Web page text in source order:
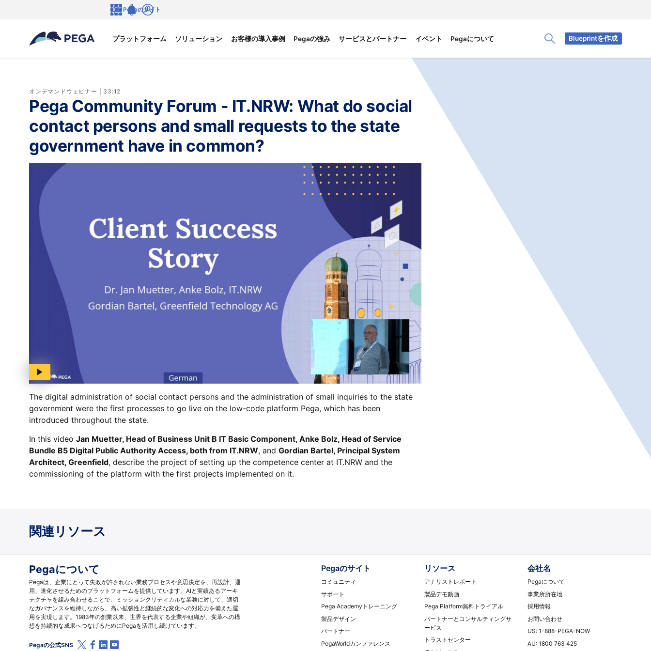
Toggle Search Panel
プラットフォーム ソリューション お客様の導入事例 Pegaの強み サービスとパートナー イベント Pegaについて
Pegaのサイト
Blueprintを作成
オンデマンドウェビナー | 33:12
Pega Community Forum - IT.NRW: What do social
contact persons and small requests to the state
government have in common?
The digital administration of social contact persons and the administration of small inquiries to the state
government were the first processes to go live on the low-code platform Pega, which has been
introduced throughout the state.
In this video Jan Muetter, Head of Business Unit B IT Basic Component, Anke Bolz, Head of Service
Bundle B5 Digital Public Authority Access, both from IT.NRW, and Gordian Bartel, Principal System
Architect, Greenfield, describe the project of setting up the competence center at IT.NRW and the
commissioning of the platform with the first projects implemented on it.
関連リソース
Pegaについて
Pegaは、企業にとって失敗が許されない業務プロセスや意思決定を、再設計、運
用、進化させるためのプラットフォームを提供しています。AIと実績あるアーキ
テクチャを組み合わせることで、ミッションクリティカルな業務に対して、適切
なガバナンスを維持しながら、高い拡張性と継続的な変化への対応力を備えた運
用を実現します。1983年の創業以来、世界を代表する企業や組織が、変革への構
想を持続的な成果へつなげるためにPegaを活用し続けています。
Pegaの公式SNS X (Twitter)
Facebook
Linkedin
Youtube
Pegaのサイト
コミュニティ
サポート
Pega Academyトレーニング
製品デザイン
パートナー
PegaWorldカンファレンス
リソース
アナリストレポート
製品デモ動画
Pega Platform無料トライアル
パートナーとコンサルティングサ
ービス
トラストセンター
会社名
Pegaについて
事業所所在地
採用情報
お問い合わせ
US: 1-888-PEGA-NOW
AU: 1800 763 425